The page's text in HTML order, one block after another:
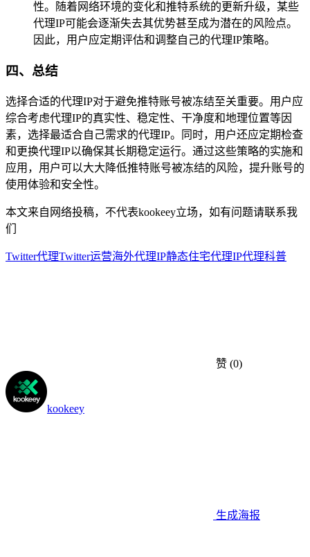
性。随着网络环境的变化和推特系统的更新升级，某些
代理IP可能会逐渐失去其优势甚至成为潜在的风险点。
因此，用户应定期评估和调整自己的代理IP策略。
四、总结
选择合适的代理IP对于避免推特账号被冻结至关重要。用户应
综合考虑代理IP的真实性、稳定性、干净度和地理位置等因
素，选择最适合自己需求的代理IP。同时，用户还应定期检查
和更换代理IP以确保其长期稳定运行。通过这些策略的实施和
应用，用户可以大大降低推特账号被冻结的风险，提升账号的
使用体验和安全性。
本文来自网络投稿，不代表kookeey立场，如有问题请联系我
们
Twitter代理Twitter运营海外代理IP静态住宅代理IP代理科普
赞 (0)
kookeey
生成海报